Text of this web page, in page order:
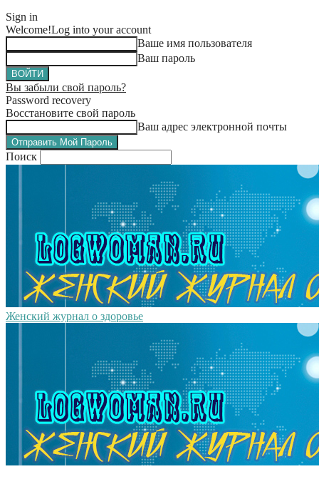
Sign in
Welcome!Log into your account
Ваше имя пользователя
Ваш пароль
Вы забыли свой пароль?
Password recovery
Восстановите свой пароль
Ваш адрес электронной почты
Поиск
Женский журнал о здоровье